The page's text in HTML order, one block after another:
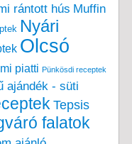
rántott hús Muffin
Nyári
Olcsó
piatti Pünkösdi receptek
ajándék - süti
Tepsis
falatok